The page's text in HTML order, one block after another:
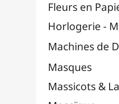
Décapeurs Thermiques
Encreurs
Poudres Embossage
Tampons Divers
Série MELON
Série MODICO